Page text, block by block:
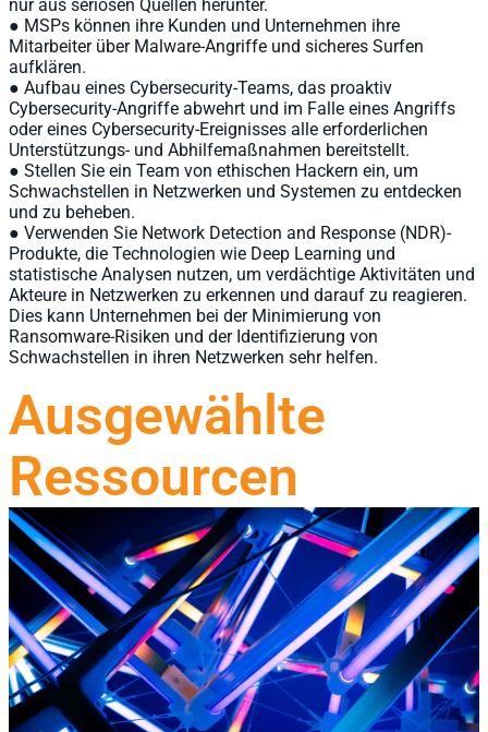
nur aus seriösen Quellen herunter.
● MSPs können ihre Kunden und Unternehmen ihre
Mitarbeiter über Malware-Angriffe und sicheres Surfen
aufklären.
● Aufbau eines Cybersecurity-Teams, das proaktiv
Cybersecurity-Angriffe abwehrt und im Falle eines Angriffs
oder eines Cybersecurity-Ereignisses alle erforderlichen
Unterstützungs- und Abhilfemaßnahmen bereitstellt.
● Stellen Sie ein Team von ethischen Hackern ein, um
Schwachstellen in Netzwerken und Systemen zu entdecken
und zu beheben.
● Verwenden Sie Network Detection and Response (NDR)-
Produkte, die Technologien wie Deep Learning und
statistische Analysen nutzen, um verdächtige Aktivitäten und
Akteure in Netzwerken zu erkennen und darauf zu reagieren.
Dies kann Unternehmen bei der Minimierung von
Ransomware-Risiken und der Identifizierung von
Schwachstellen in ihren Netzwerken sehr helfen.
Ausgewählte
Ressourcen